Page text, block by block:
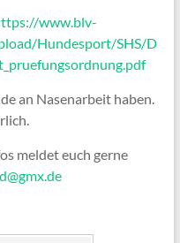
www.blv-
Hundesport/SHS/D
an Nasenarbeit haben.
meldet euch gerne